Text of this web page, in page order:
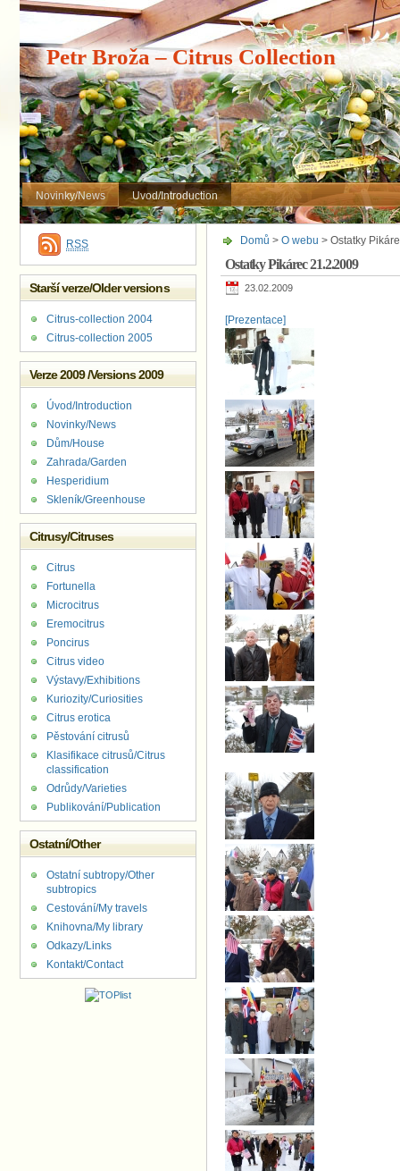
Petr Broža – Citrus Collection
Novinky/News Uvod/Introduction
Domů > O webu > Ostatky
Ostatky Pikárec 21.2.2009
23.02.2009
[Prezentace]
RSS
Starší verze/Older versions
Citrus-collection 2004
Citrus-collection 2005
Verze 2009 /Versions 2009
Úvod/Introduction
Novinky/News
Dům/House
Zahrada/Garden
Hesperidium
Skleník/Greenhouse
Citrusy/Citruses
Citrus
Fortunella
Microcitrus
Eremocitrus
Poncirus
Citrus video
Výstavy/Exhibitions
Kuriozity/Curiosities
Citrus erotica
Pěstování citrusů
Klasifikace citrusů/Citrus
classification
Odrůdy/Varieties
Publikování/Publication
Ostatní/Other
Ostatní subtropy/Other
subtropics
Cestování/My travels
Knihovna/My library
Odkazy/Links
Kontakt/Contact